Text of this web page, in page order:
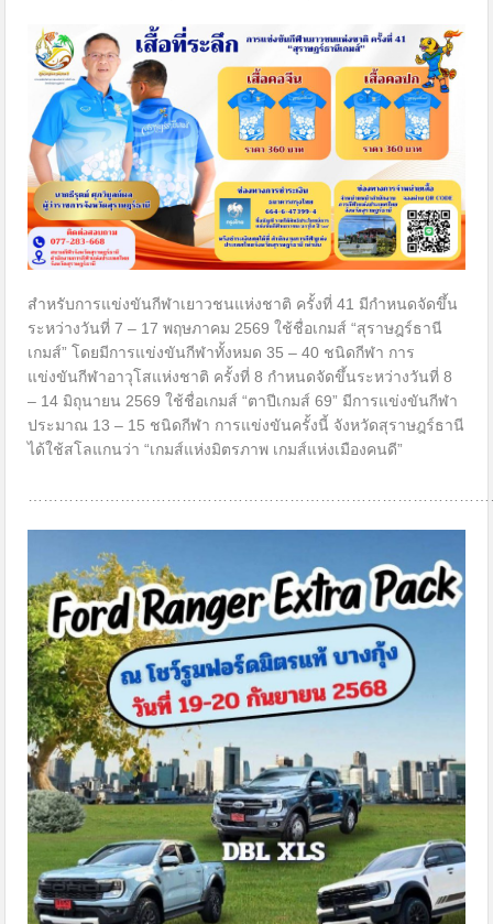
สำหรับการแข่งขันกีฬาเยาวชนแห่งชาติ ครั้งที่ 41 มีกำหนดจัดขึ้น
ระหว่างวันที่ 7 – 17 พฤษภาคม 2569 ใช้ชื่อเกมส์ “สุราษฎร์ธานี
เกมส์” โดยมีการแข่งขันกีฬาทั้งหมด 35 – 40 ชนิดกีฬา การ
แข่งขันกีฬาอาวุโสแห่งชาติ ครั้งที่ 8 กำหนดจัดขึ้นระหว่างวันที่ 8
– 14 มิถุนายน 2569 ใช้ชื่อเกมส์ “ตาปีเกมส์ 69” มีการแข่งขันกีฬา
ประมาณ 13 – 15 ชนิดกีฬา การแข่งขันครั้งนี้ จังหวัดสุราษฎร์ธานี
ได้ใช้สโลแกนว่า “เกมส์แห่งมิตรภาพ เกมส์แห่งเมืองคนดี”